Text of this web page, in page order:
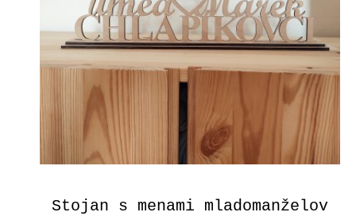
Stojan s menami mladomanželov